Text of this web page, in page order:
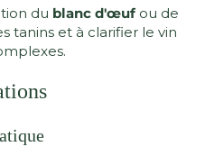
du blanc d'œufou de
tanins et à clarifier le vin